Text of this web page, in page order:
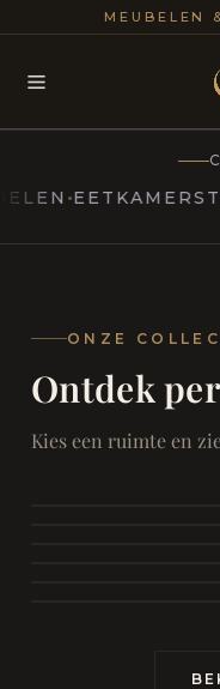
MEUBELEN
ONZE
Ontdek
Kies een ruimte en
SAMEN
Eetkamer
RUST EN RETRAITE